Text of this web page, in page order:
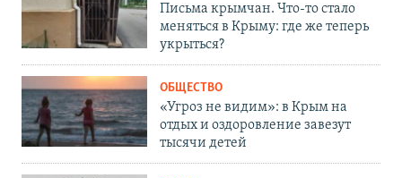
Письма крымчан. Что-то стало
меняться в Крыму: где же теперь
укрыться?
ОБЩЕСТВО
«Угроз не видим»: в Крым на
отдых и оздоровление завезут
тысячи детей